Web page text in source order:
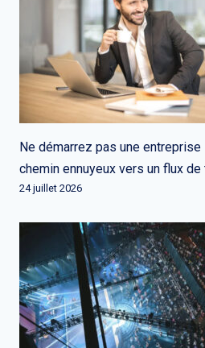
Ne démarrez pas une
chemin ennuyeux vers un flux
24 juillet 2026